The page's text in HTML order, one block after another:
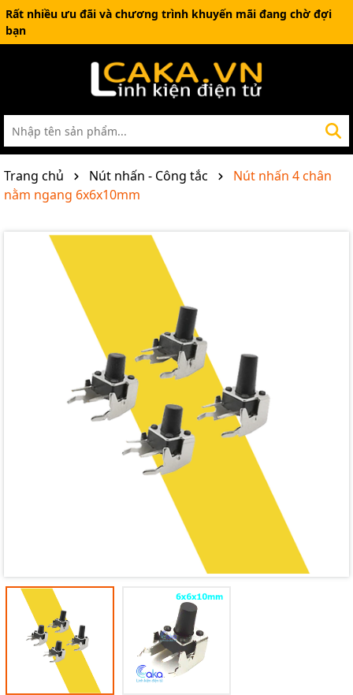
Rất nhiều ưu đãi và chương trình khuyến mãi đang chờ đợi
bạn
Trang chủ Nút nhấn - Công tắc
Nút nhấn 4 chân
nằm ngang 6x6x10mm
Ngày hết hạn:
Điều kiện: